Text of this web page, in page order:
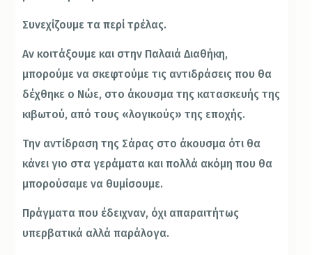
Συνεχίζουμε τα περί τρέλας.
Αν κοιτάξουμε και στην Παλαιά Διαθήκη,
μπορούμε να σκεφτούμε τις αντιδράσεις που θα
δέχθηκε ο Νώε, στο άκουσμα της κατασκευής της
κιβωτού, από τους «λογικούς» της εποχής.
Την αντίδραση της Σάρας στο άκουσμα ότι θα
κάνει γιο στα γεράματα και πολλά ακόμη που θα
μπορούσαμε να θυμίσουμε.
Πράγματα που έδειχναν, όχι απαραιτήτως
υπερβατικά αλλά παράλογα.